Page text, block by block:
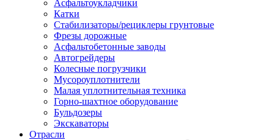
Асфальтоукладчики
Катки
Стабилизаторы/рециклеры грунтовые
Фрезы дорожные
Асфальтобетонные заводы
Автогрейдеры
Колесные погрузчики
Мусороуплотнители
Малая уплотнительная техника
Горно-шахтное оборудование
Бульдозеры
Экскаваторы
Отрасли